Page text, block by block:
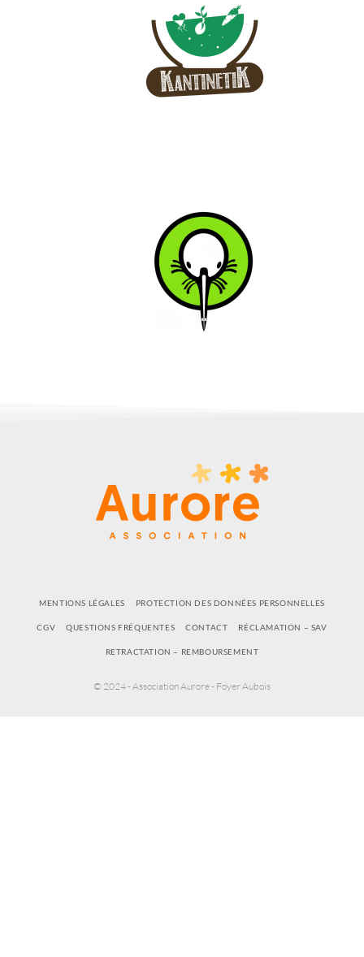
MENTIONS LÉGALES PROTECTION DES DONNÉES PERSONNELLES
CGV QUESTIONS FRÉQUENTES CONTACT RÉCLAMATION – SAV
RETRACTATION – REMBOURSEMENT
© 2024 - Association Aurore - Foyer Aubois